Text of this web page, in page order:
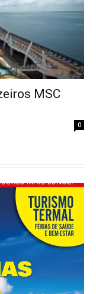
MSC
0